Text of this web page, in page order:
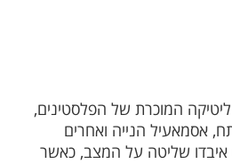
המוכרת של הפלסטינים,
אסמאעיל הנייה ואחרים
שליטה על המצב, כאשר